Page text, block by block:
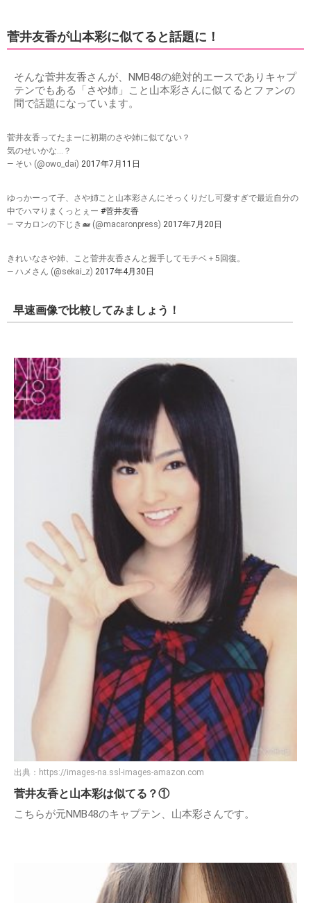
菅井友香が山本彩に似てると話題に！
そんな菅井友香さんが、NMB48の絶対的エースでありキャプ
テンでもある「さや姉」こと山本彩さんに似てるとファンの
間で話題になっています。
菅井友香ってたまーに初期のさや姉に似てない？
気のせいかな…？
— そい (@owo_dai) 2017年7月11日
ゆっかーって子、さや姉こと山本彩さんにそっくりだし可愛すぎで最近自分の
中でハマりまくっとぇー #菅井友香
— マカロンの下じき🐋 (@macaronpress) 2017年7月20日
きれいなさや姉、こと菅井友香さんと握手してモチベ＋5回復。
— ハメさん (@sekai_z) 2017年4月30日
早速画像で比較してみましょう！
出典： https://images-na.ssl-images-amazon.com
菅井友香と山本彩は似てる？①
こちらが元NMB48のキャプテン、山本彩さんです。